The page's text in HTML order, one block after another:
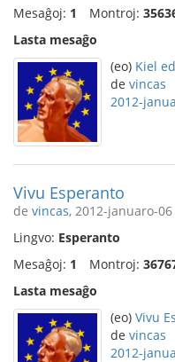
Mesaĝoj: 1 Montroj:
Lasta mesaĝo
(eo) Kiel
de vincas
2012-
Vivu Esperanto
de vincas, 2012-januaro-06
Lingvo: Esperanto
Mesaĝoj: 1 Montroj:
Lasta mesaĝo
(eo) Vivu
de vincas
2012-